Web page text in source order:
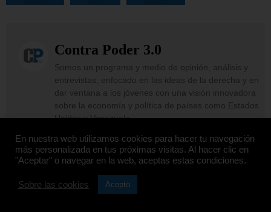
Contra Poder 3.0
Somos un programa y medio de opinión, análisis y
entrevistas, enfocado en las ideas de la derecha y en
dar ventana a los jóvenes con una visión innovadora
sobre la economía y política de países como Estados
Unidos y Venezuela.
En nuestra web utilizamos cookies para hacer tu navegación
más personalizada en tus próximas visitas. Al hacer clic en
"Aceptar" o navegar en la web, aceptas estas condiciones.
Sobre las cookies Acepto